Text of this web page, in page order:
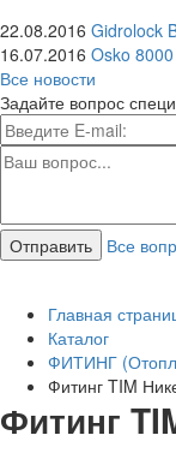
22.08.2016 Gidrolock
16.07.2016 Osko 8000
Все новости
Задайте вопрос
Все
Главная
Каталог
ФИТИНГ
Фитинг TIM
Фитинг